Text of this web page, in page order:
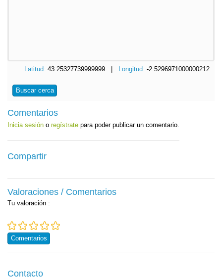
Latitud: 43.25327739999999 | Longitud: -2.5296971000000212
Buscar cerca
Comentarios
Inicia sesión o regístrate para poder publicar un comentario.
Compartir
Valoraciones / Comentarios
Tu valoración :
Comentarios
Contacto